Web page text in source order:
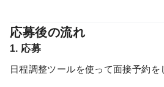
応募後の流れ
1. 応募
日程調整ツールを使って面接予約を